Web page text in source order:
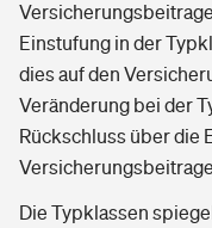
Einstufung in der
dies auf den
Veränderung bei der
Rückschluss über die
Die Typklassen